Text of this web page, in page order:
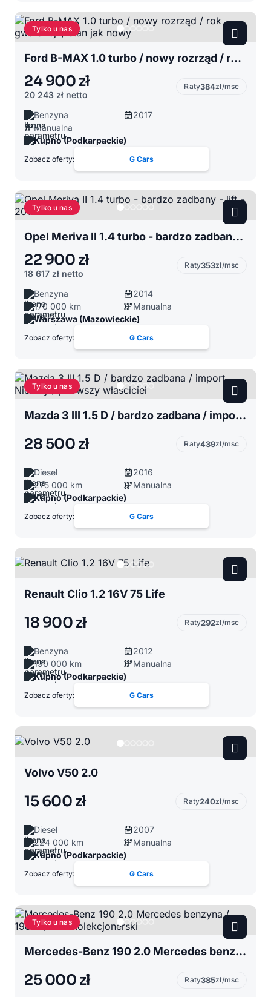
Tylko u nas
Ford B-MAX 1.0 turbo / nowy rozrząd / rok gwarancji / stan jak nowy
24 900 zł
20 243 zł netto
Raty384zł/msc
Benzyna
2017
Manualna
Kupno (Podkarpackie)
Zobacz oferty: G Cars
Tylko u nas
Opel Meriva II 1.4 turbo - bardzo zadbany - lift - 2014r
22 900 zł
18 617 zł netto
Raty353zł/msc
Benzyna
2014
170 000 km
Manualna
Warszawa (Mazowieckie)
Zobacz oferty: G Cars
Tylko u nas
Mazda 3 III 1.5 D / bardzo zadbana / import Niemcy / pierwszy właściciel
28 500 zł Raty439zł/msc
Diesel
2016
275 000 km
Manualna
Kupno (Podkarpackie)
Zobacz oferty: G Cars
Renault Clio 1.2 16V 75 Life
18 900 zł Raty292zł/msc
Benzyna
2012
190 000 km
Manualna
Kupno (Podkarpackie)
Zobacz oferty: G Cars
Volvo V50 2.0
15 600 zł Raty240zł/msc
Diesel
2007
224 000 km
Manualna
Kupno (Podkarpackie)
Zobacz oferty: G Cars
Tylko u nas
Mercedes-Benz 190 2.0 Mercedes benzyna / 1983r / stan kolekcjonerski
25 000 zł Raty385zł/msc